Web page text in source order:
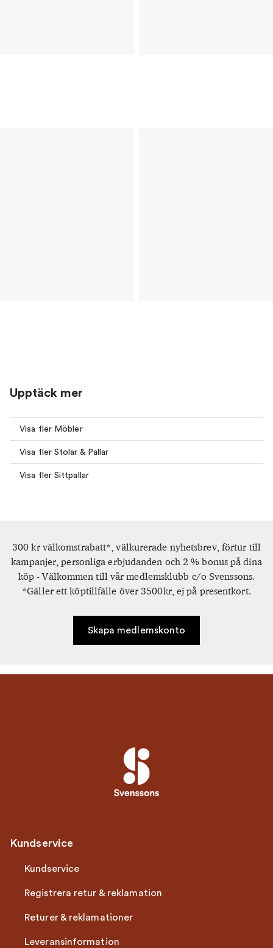
Upptäck mer
Visa fler Möbler
Visa fler Stolar & Pallar
Visa fler Sittpallar
300 kr välkomstrabatt*, välkurerade nyhetsbrev, förtur till
kampanjer, personliga erbjudanden och 2 % bonus på dina
köp - Välkommen till vår medlemsklubb c/o Svenssons.
*Gäller ett köptillfälle över 3500kr, ej på presentkort.
Skapa medlemskonto
Kundservice
Kundservice
Registrera retur & reklamation
Returer & reklamationer
Leveransinformation